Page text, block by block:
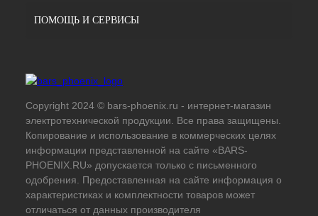
ПОМОЩЬ И СЕРВИСЫ
Copyright 2024 © bars-phoenix.ru - интернет-магазин
электротехнической продукции. Все права защищены.
Копирование и использование в коммерческих целях
информации представленной на сайте «BARS-
PHOENIX.RU» допускается только с письменного
одобрения. Предоставленная на сайте информация о
характеристиках и комплектности товаров может
отличаться от данных производителя